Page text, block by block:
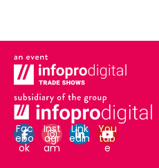
Fac
ebo
ok
Inst
agr
am
Link
edin
You
tub
e